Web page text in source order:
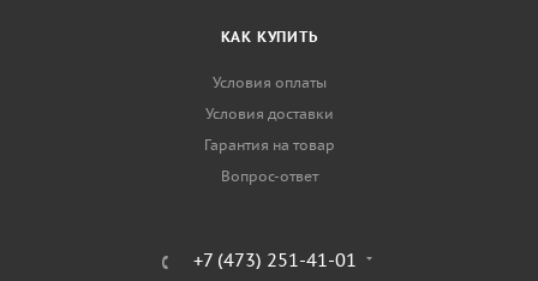
КАК КУПИТЬ
Условия оплаты
Условия доставки
Гарантия на товар
Вопрос-ответ
+7 (473) 251-41-01